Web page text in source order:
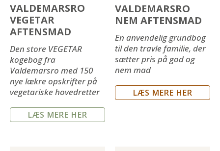
VALDEMARSRO
VEGETAR
AFTENSMAD
Den store VEGETAR
kogebog fra
Valdemarsro med 150
nye lækre opskrifter på
vegetariske hovedretter
LÆS MERE HER
VALDEMARSRO
NEM AFTENSMAD
En anvendelig grundbog
til den travle familie, der
sætter pris på god og
nem mad
LÆS MERE HER